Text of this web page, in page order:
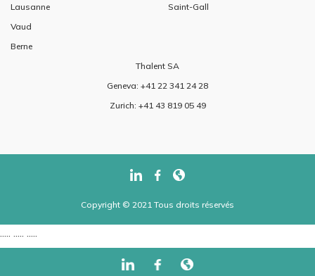
Lausanne
Vaud
Berne
Saint-Gall
Thalent SA
Geneva: +41 22 341 24 28
Zurich: +41 43 819 05 49
Copyright © 2021 Tous droits réservés
..... ..... .....
..... ..... .....